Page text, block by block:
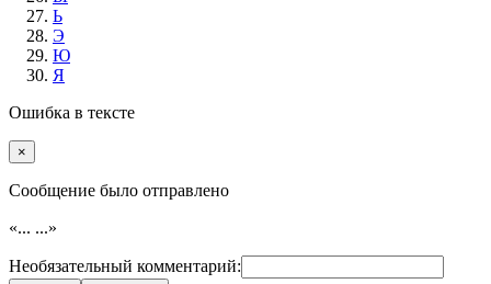
Ь
Э
Ю
Я
Ошибка в тексте
×
Cообщение было отправлено
«... ...»
Необязательный комментарий: